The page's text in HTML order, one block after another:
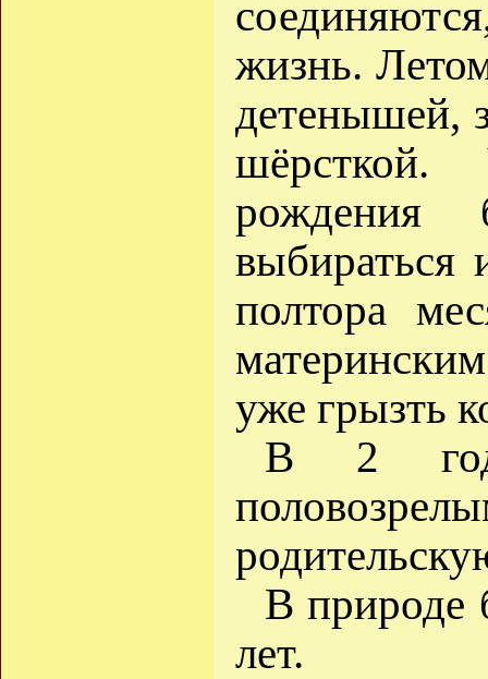
жизнь.
детенышей,
рождения
выбираться
полтора
уже грызть
В 2 года
В природе
лет.